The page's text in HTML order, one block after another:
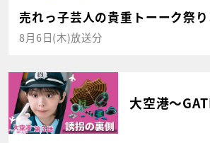
売れっ子芸人の貴重トーーク祭
8月6日(木)放送分
大空港～